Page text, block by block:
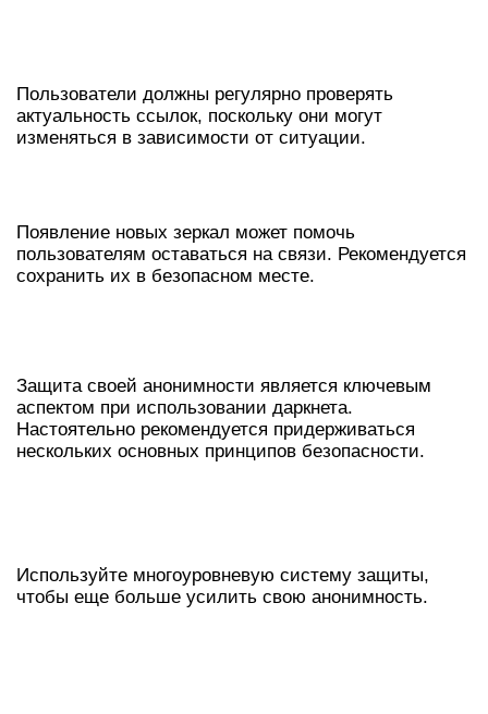
Пользователи должны регулярно проверять
актуальность ссылок, поскольку они могут
изменяться в зависимости от ситуации.
Появление новых зеркал может помочь
пользователям оставаться на связи. Рекомендуется
сохранить их в безопасном месте.
Защита своей анонимности является ключевым
аспектом при использовании даркнета.
Настоятельно рекомендуется придерживаться
нескольких основных принципов безопасности.
Используйте многоуровневую систему защиты,
чтобы еще больше усилить свою анонимность.